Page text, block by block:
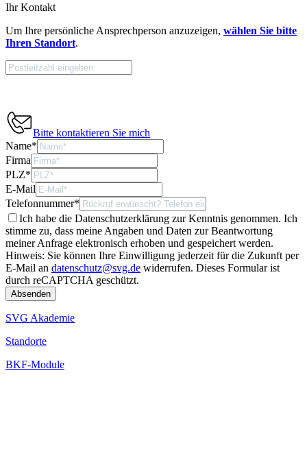
Ihr Kontakt
Um Ihre persönliche Ansprechperson anzuzeigen, wählen Sie bitte
Ihren Standort.
Bitte kontaktieren Sie mich
Name*
Firma
PLZ*
E-Mail
Telefonnummer*
Ich habe die Datenschutzerklärung zur Kenntnis genommen. Ich
stimme zu, dass meine Angaben und Daten zur Beantwortung
meiner Anfrage elektronisch erhoben und gespeichert werden.
Hinweis: Sie können Ihre Einwilligung jederzeit für die Zukunft per
E-Mail an datenschutz@svg.de widerrufen. Dieses Formular ist
durch reCAPTCHA geschützt.
SVG Akademie
Standorte
BKF-Module